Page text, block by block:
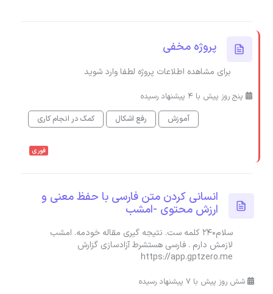
پروژه مخفی
برای مشاهده اطلاعات پروژه لطفا وارد شوید
پنج روز پیش با 4 پیشنهاد رسیده
آموزش
رفع اشکال کمک در انجام کاری
فوری
انسانی کردن متن فارسی با حفظ معنی و
ارزش محتوی -امشب
سلام240 کلمه ست. نتیجه گیری مقاله خودمه. امشب
لازمش دارم . فارسی هستشرط آزادسازی گزارش
https://app.gptzero.me
شش روز پیش با 7 پیشنهاد رسیده